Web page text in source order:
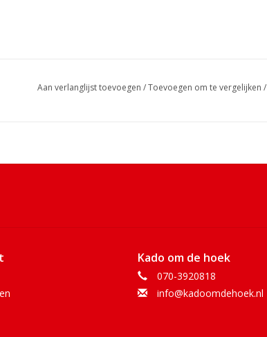
Aan verlanglijst toevoegen /Toevoegen om te vergelijken /
Kado om de hoek
070-3920818
info@kadoomdehoek.nl